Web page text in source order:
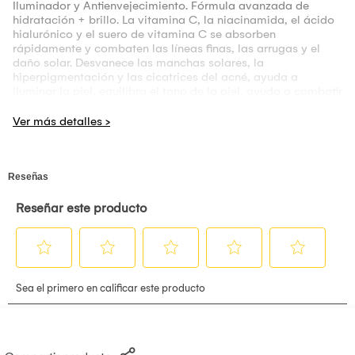
Iluminador y Antienvejecimiento. Fórmula avanzada de
hidratación + brillo. La vitamina C, la niacinamida, el ácido
hialurónico y el suero de vitamina C se absorben
rápidamente y combaten las líneas finas, las arrugas y el
daño solar. Desvanece las manchas solares, la
hiperpigmentación y las cicatrices del acné, ayuda a
Modo de empleo: Lavar y secar la piel con palmaditas.
humectante favorito.
SERUM DE RETINOL - 30ml - 1 Pieza
reparación de la edad Ácido hialurónico, vitamina E,
vitamina A. Ingredientes poderosos de retinol para suavizar
drásticamente la superficie de la piel y combatir las bolsas
signos de daño solar, la textura áspera, las arrugas y las
imperfecciones de la superficie. Un suero iluminador
Modo de empleo: Lavar y secar la piel con palmaditas.